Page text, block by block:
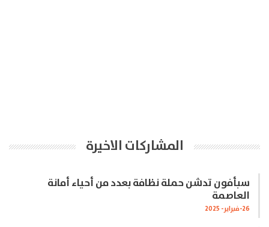
المشاركات الاخيرة
سبأفون تدشن حملة نظافة بعدد من أحياء أمانة
العاصمة
26-فبراير- 2025